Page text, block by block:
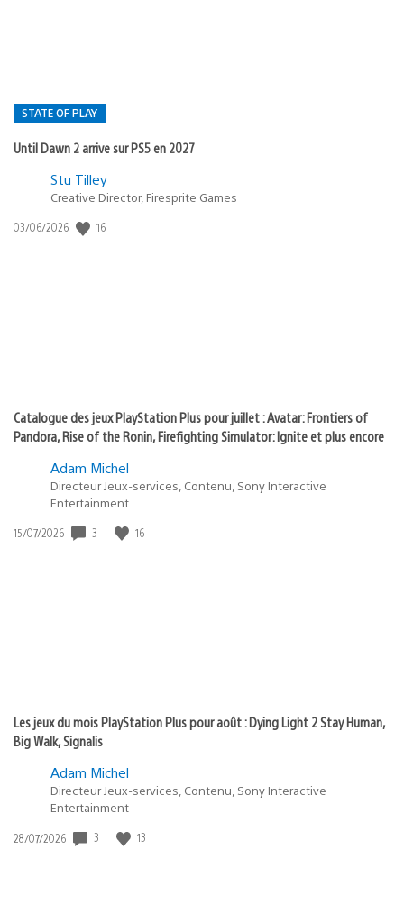
STATE OF PLAY
Until Dawn 2 arrive sur PS5 en 2027
Postée
:
Stu Tilley
Creative Director, Firesprite Games
Date
03/06/2026 16
Catalogue des jeux PlayStation Plus pour juillet : Avatar: Frontiers of
Pandora, Rise of the Ronin, Firefighting Simulator: Ignite et plus encore
Adam Michel
Directeur Jeux-services, Contenu, Sony Interactive
Entertainment
Date
15/07/2026 3 16
Les jeux du mois PlayStation Plus pour août : Dying Light 2 Stay Human,
Big Walk, Signalis
Adam Michel
Directeur Jeux-services, Contenu, Sony Interactive
Entertainment
Date
28/07/2026 3 13